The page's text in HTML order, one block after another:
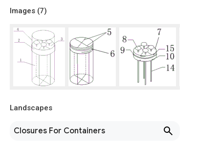
Images (7)
Landscapes
Closures For Containers